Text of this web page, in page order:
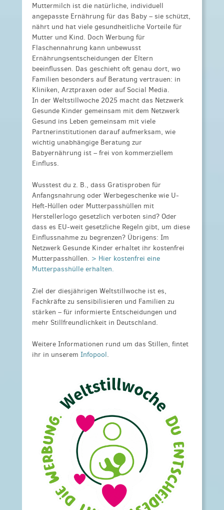
Muttermilch ist die natürliche, individuell
angepasste Ernährung für das Baby – sie schützt,
nährt und hat viele gesundheitliche Vorteile für
Mutter und Kind. Doch Werbung für
Flaschennahrung kann unbewusst
Ernährungsentscheidungen der Eltern
beeinflussen. Das geschieht oft genau dort, wo
Familien besonders auf Beratung vertrauen: in
Kliniken, Arztpraxen oder auf Social Media.
In der Weltstillwoche 2025 macht das Netzwerk
Gesunde Kinder gemeinsam mit dem Netzwerk
Gesund ins Leben gemeinsam mit viele
Partnerinstitutionen darauf aufmerksam, wie
wichtig unabhängige Beratung zur
Babyernährung ist – frei von kommerziellem
Einfluss.
Wusstest du z. B., dass Gratisproben für
Anfangsnahrung oder Werbegeschenke wie U-
Heft-Hüllen oder Mutterpasshüllen mit
Herstellerlogo gesetzlich verboten sind? Oder
dass es EU-weit gesetzliche Regeln gibt, um diese
Einflussnahme zu begrenzen? Übrigens: Im
Netzwerk Gesunde Kinder erhaltet ihr kostenfrei
Mutterpasshüllen. > Hier kostenfrei eine
Mutterpasshülle erhalten.
Ziel der diesjährigen Weltstillwoche ist es,
Fachkräfte zu sensibilisieren und Familien zu
stärken – für informierte Entscheidungen und
mehr Stillfreundlichkeit in Deutschland.
Weitere Informationen rund um das Stillen, fintet
ihr in unserem Infopool.